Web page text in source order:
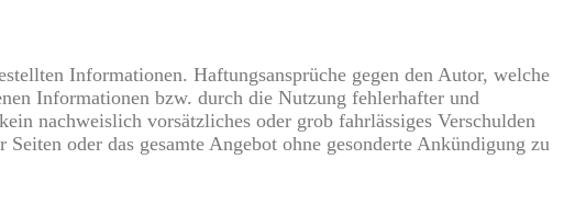
Informationen. Haftungsansprüche gegen den Autor, welche
Informationen bzw. durch die Nutzung fehlerhafter und
nachweislich vorsätzliches oder grob fahrlässiges Verschulden
oder das gesamte Angebot ohne gesonderte Ankündigung zu